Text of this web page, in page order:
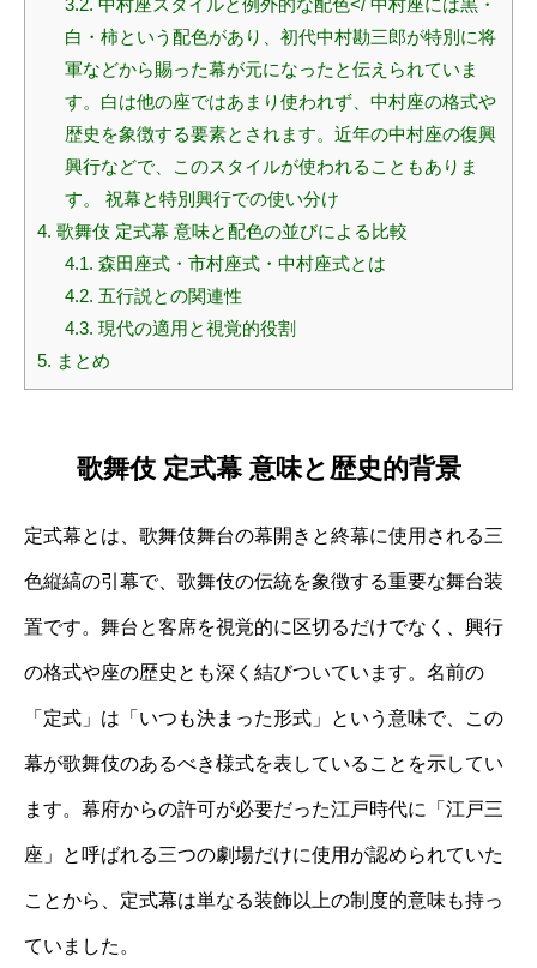
3.2. 中村座スタイルと例外的な配色</ 中村座には黒・
白・柿という配色があり、初代中村勘三郎が特別に将
軍などから賜った幕が元になったと伝えられていま
す。白は他の座ではあまり使われず、中村座の格式や
歴史を象徴する要素とされます。近年の中村座の復興
興行などで、このスタイルが使われることもありま
す。 祝幕と特別興行での使い分け
4. 歌舞伎 定式幕 意味と配色の並びによる比較
4.1. 森田座式・市村座式・中村座式とは
4.2. 五行説との関連性
4.3. 現代の適用と視覚的役割
5. まとめ
歌舞伎 定式幕 意味と歴史的背景
定式幕とは、歌舞伎舞台の幕開きと終幕に使用される三
色縦縞の引幕で、歌舞伎の伝統を象徴する重要な舞台装
置です。舞台と客席を視覚的に区切るだけでなく、興行
の格式や座の歴史とも深く結びついています。名前の
「定式」は「いつも決まった形式」という意味で、この
幕が歌舞伎のあるべき様式を表していることを示してい
ます。幕府からの許可が必要だった江戸時代に「江戸三
座」と呼ばれる三つの劇場だけに使用が認められていた
ことから、定式幕は単なる装飾以上の制度的意味も持っ
ていました。